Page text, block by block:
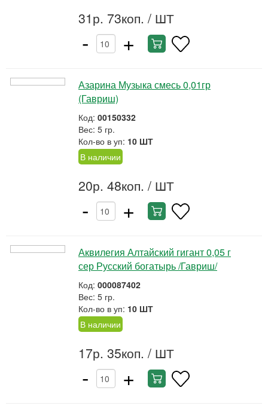
31р. 73коп. / ШТ
- +
Азарина Музыка смесь 0,01гр
(Гавриш)
Код: 00150332
Вес: 5 гр.
Кол-во в уп: 10 ШТ
В наличии
20р. 48коп. / ШТ
- +
Аквилегия Алтайский гигант 0,05 г
сер Русский богатырь /Гавриш/
Код: 000087402
Вес: 5 гр.
Кол-во в уп: 10 ШТ
В наличии
17р. 35коп. / ШТ
- +